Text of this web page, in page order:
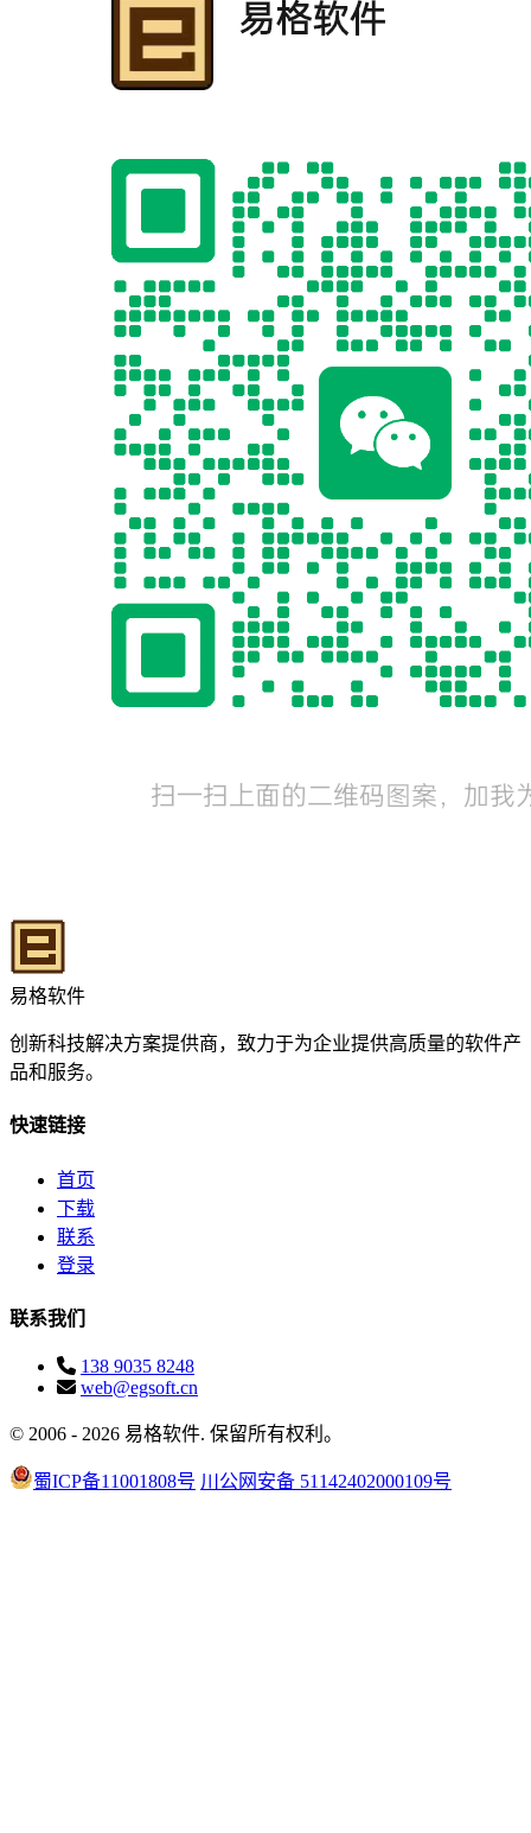
易格软件
创新科技解决方案提供商，致力于为企业提供高质量的软件产
品和服务。
快速链接
首页
下载
联系
登录
联系我们
138 9035 8248
web@egsoft.cn
© 2006 - 2026 易格软件. 保留所有权利。
蜀ICP备11001808号 川公网安备 51142402000109号